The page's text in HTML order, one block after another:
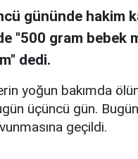
gününde hakim
"500 gram
dedi.
yoğun bakımda
üçüncü gün.
geçildi.